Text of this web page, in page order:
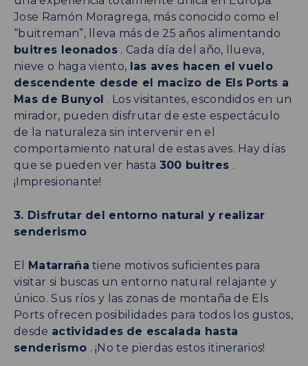
Jose Ramón Moragrega, más conocido como el
“buitreman”, lleva más de 25 años alimentando
buitres leonados . Cada día del año, llueva,
nieve o haga viento, las aves hacen el vuelo
descendente desde el macizo de Els Ports a
Mas de Bunyol . Los visitantes, escondidos en un
mirador, pueden disfrutar de este espectáculo
de la naturaleza sin intervenir en el
comportamiento natural de estas aves. Hay días
que se pueden ver hasta 300 buitres .
¡Impresionante!
3. Disfrutar del entorno natural y realizar
senderismo
El Matarraña tiene motivos suficientes para
visitar si buscas un entorno natural relajante y
único. Sus ríos y las zonas de montaña de Els
Ports ofrecen posibilidades para todos los gustos,
desde actividades de escalada hasta
senderismo . ¡No te pierdas estos itinerarios!